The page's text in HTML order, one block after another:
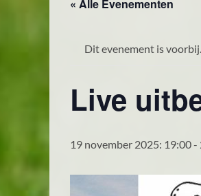
« Alle Evenementen
Dit evenement is voorbij.
Live
19 november 2025: 19:00-